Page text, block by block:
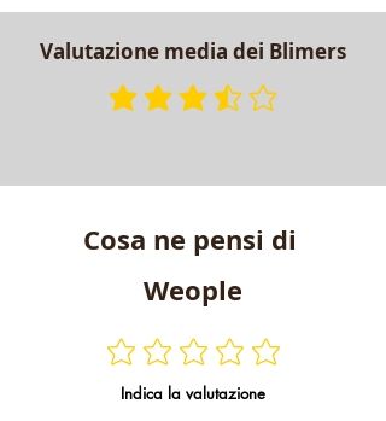
Valutazione media dei Blimers
la valutazione
Cosa ne pensi di
Weople
Indica la valutazione